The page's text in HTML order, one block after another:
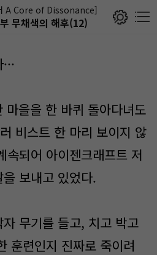
A Core of Dissonance]
무채색의 해후(12)
마을을 한 바퀴 돌아다녀도
비스트 한 마리 보이지 않
속되어 아이젠크래프트 저
보내고 있었다.
무기를 들고, 치고 박고
훈련인지 진짜로 죽이려